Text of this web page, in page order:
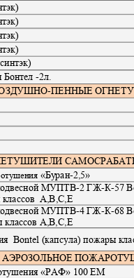
Бонтел -2л.
-ПЕННЫЕ
«Буран-2,5»
МУПТВ-2 ГЖ-К-57
А,В,С,Е
МУПТВ-4 ГЖ-К-68
классов А,В,С,Е
Bontel (капсула) пожары
АЭРОЗОЛЬНОЕ
«РАФ» 100 ЕМ